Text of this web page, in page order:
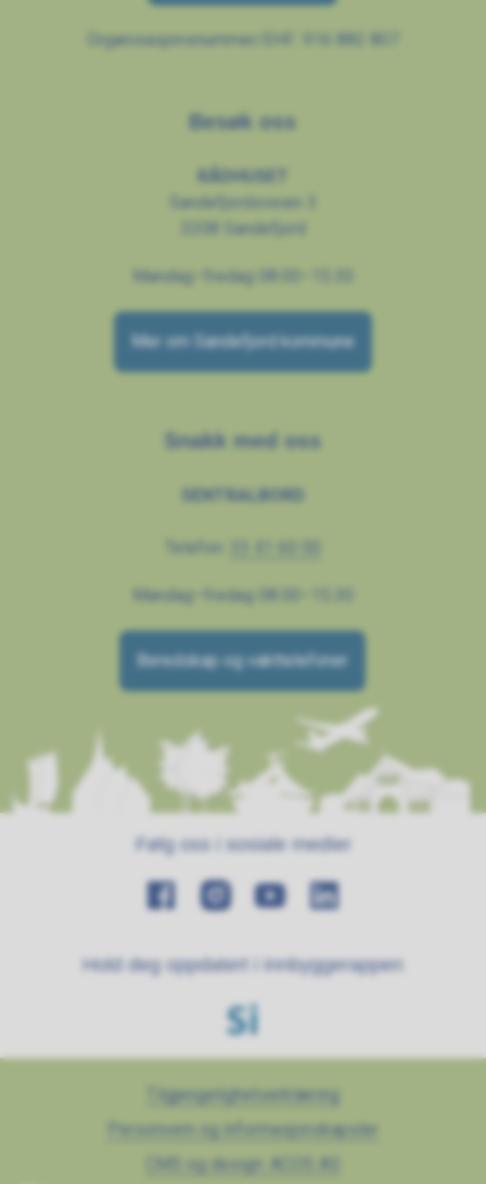
Organisasjonsnummer/EHF: 916 882 807
Besøk oss
RÅDHUSET
Sandefjordsveien 3
3208 Sandefjord
Mandag–fredag 08.00–15.30
Mer om Sandefjord kommune
Snakk med oss
SENTRALBORD
Telefon:
Mandag–fredag 08.00–15.30
Beredskap og vakttelefoner
Følg oss i sosiale medier
Hold deg oppdatert i innbyggerappen
Tilgjengelighetserklæring
Personvern og informasjonskapsler
CMS og design: ACOS AS